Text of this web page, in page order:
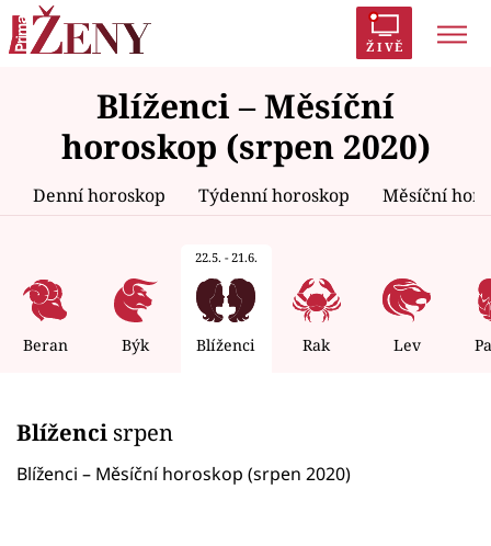
ŽIVĚ
Polabí Inspekce Prostřeno!
AYTO?
Módní alarm
Zrádci Proměny
Témata
Celebrity
Seriály
Blíženci – Měsíční
horoskop (srpen 2020)
Denní horoskop Týdenní horoskop Měsíční
Beran Býk
22.5. - 21.6.
Blíženci Rak Lev
Blíženci srpen
Blíženci – Měsíční horoskop (srpen 2020)